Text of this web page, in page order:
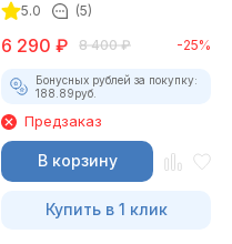
5.0 (5)
6 290 ₽ 8 400 ₽ -25%
Бонусных рублей за покупку:
188.89руб.
Предзаказ
В корзину
Купить в 1 клик